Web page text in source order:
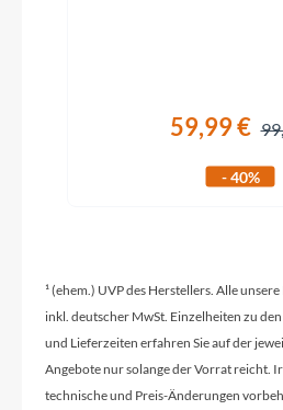
ACID Hybrid
Bosch 2A
Shimano XT RD-M8100-
59,99 €
- 40%
¹ (ehem.) UVP des Herstellers. Alle
inkl. deutscher MwSt. Einzelheiten zu
und Lieferzeiten erfahren Sie auf der
Angebote nur solange der Vorrat reicht.
technische und Preis-Änderungen